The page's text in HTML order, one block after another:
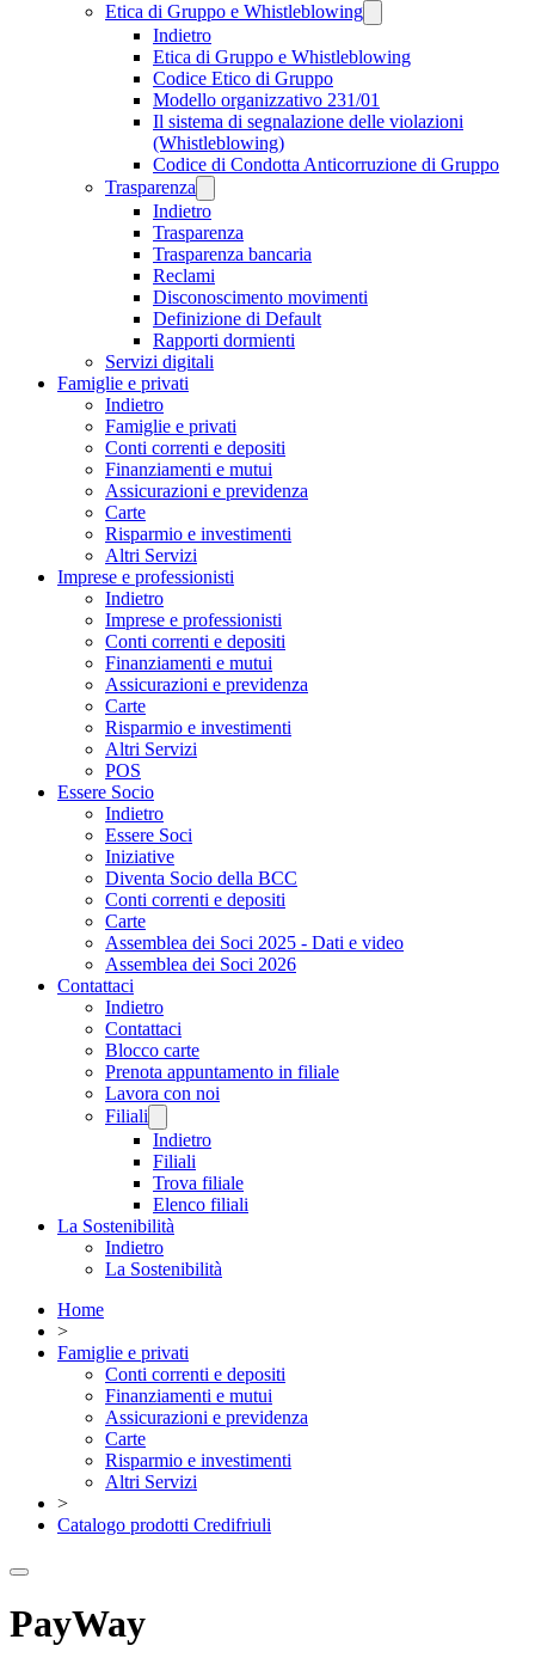
Etica di Gruppo e Whistleblowing
Indietro
Etica di Gruppo e Whistleblowing
Codice Etico di Gruppo
Modello organizzativo 231/01
Il sistema di segnalazione delle violazioni
(Whistleblowing)
Codice di Condotta Anticorruzione di Gruppo
Trasparenza
Indietro
Trasparenza
Trasparenza bancaria
Reclami
Disconoscimento movimenti
Definizione di Default
Rapporti dormienti
Servizi digitali
Famiglie e privati
Indietro
Famiglie e privati
Conti correnti e depositi
Finanziamenti e mutui
Assicurazioni e previdenza
Carte
Risparmio e investimenti
Altri Servizi
Imprese e professionisti
Indietro
Imprese e professionisti
Conti correnti e depositi
Finanziamenti e mutui
Assicurazioni e previdenza
Carte
Risparmio e investimenti
Altri Servizi
POS
Essere Socio
Indietro
Essere Soci
Iniziative
Diventa Socio della BCC
Conti correnti e depositi
Carte
Assemblea dei Soci 2025 - Dati e video
Assemblea dei Soci 2026
Contattaci
Indietro
Contattaci
Blocco carte
Prenota appuntamento in filiale
Lavora con noi
Filiali
Indietro
Filiali
Trova filiale
Elenco filiali
La Sostenibilità
Indietro
La Sostenibilità
Home
>
Famiglie e privati
Conti correnti e depositi
Finanziamenti e mutui
Assicurazioni e previdenza
Carte
Risparmio e investimenti
Altri Servizi
>
Catalogo prodotti Credifriuli
PayWay